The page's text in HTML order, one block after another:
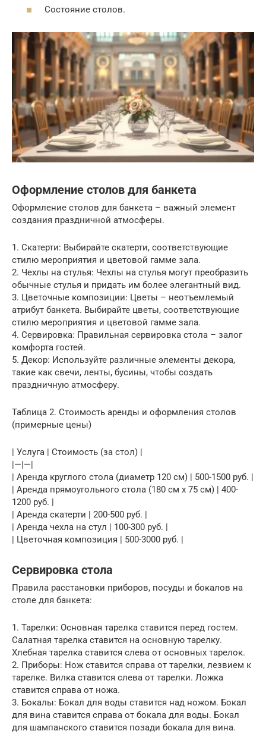
Состояние столов.
Оформление столов для банкета
Оформление столов для банкета – важный элемент
создания праздничной атмосферы.
1. Скатерти: Выбирайте скатерти, соответствующие
стилю мероприятия и цветовой гамме зала.
2. Чехлы на стулья: Чехлы на стулья могут преобразить
обычные стулья и придать им более элегантный вид.
3. Цветочные композиции: Цветы – неотъемлемый
атрибут банкета. Выбирайте цветы, соответствующие
стилю мероприятия и цветовой гамме зала.
4. Сервировка: Правильная сервировка стола – залог
комфорта гостей.
5. Декор: Используйте различные элементы декора,
такие как свечи, ленты, бусины, чтобы создать
праздничную атмосферу.
Таблица 2. Стоимость аренды и оформления столов
(примерные цены)
| Услуга | Стоимость (за стол) |
|—|—|
| Аренда круглого стола (диаметр 120 см) | 500-1500 руб. |
| Аренда прямоугольного стола (180 см x 75 см) | 400-
1200 руб. |
| Аренда скатерти | 200-500 руб. |
| Аренда чехла на стул | 100-300 руб. |
| Цветочная композиция | 500-3000 руб. |
Сервировка стола
Правила расстановки приборов, посуды и бокалов на
столе для банкета:
1. Тарелки: Основная тарелка ставится перед гостем.
Салатная тарелка ставится на основную тарелку.
Хлебная тарелка ставится слева от основных тарелок.
2. Приборы: Нож ставится справа от тарелки, лезвием к
тарелке. Вилка ставится слева от тарелки. Ложка
ставится справа от ножа.
3. Бокалы: Бокал для воды ставится над ножом. Бокал
для вина ставится справа от бокала для воды. Бокал
для шампанского ставится позади бокала для вина.